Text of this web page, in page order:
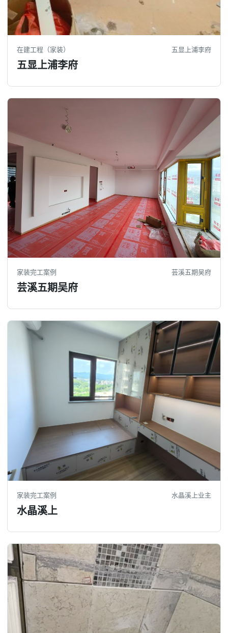
在建工程（家装） 五显上浦李府
五显上浦李府
家装完工案例 芸溪五期吴府
芸溪五期吴府
家装完工案例 水晶溪上业主
水晶溪上